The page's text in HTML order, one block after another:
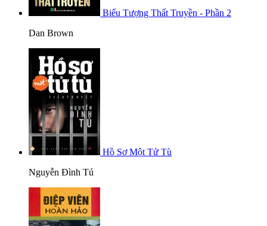
Biểu Tượng Thất Truyền - Phần 2
Dan Brown
Hồ Sơ Một Tử Tù
Nguyễn Đình Tú